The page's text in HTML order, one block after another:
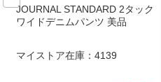
JOURNAL STANDARD 2タック
ワイドデニムパンツ 美品
マイストア在庫： 4139